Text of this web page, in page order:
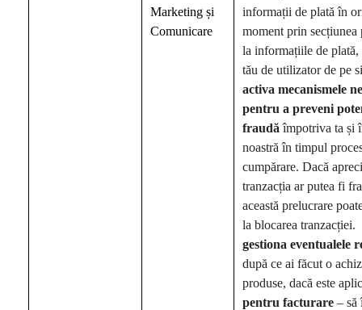
Marketing și
Comunicare
informații de plată în
moment prin secțiunea
la informațiile de
tău de utilizator de pe
activa mecanismele
pentru a preveni
fraudă împotriva ta și
noastră în timpul
cumpărare. Dacă
tranzacția ar putea fi
această prelucrare
la blocarea tranzacției.
gestiona eventualele
după ce ai făcut o
produse, dacă este
pentru facturare – să